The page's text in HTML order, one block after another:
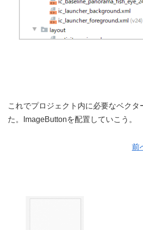
これでプロジェクト内に必要なベクタ
た。ImageButtonを配置していこう。
前